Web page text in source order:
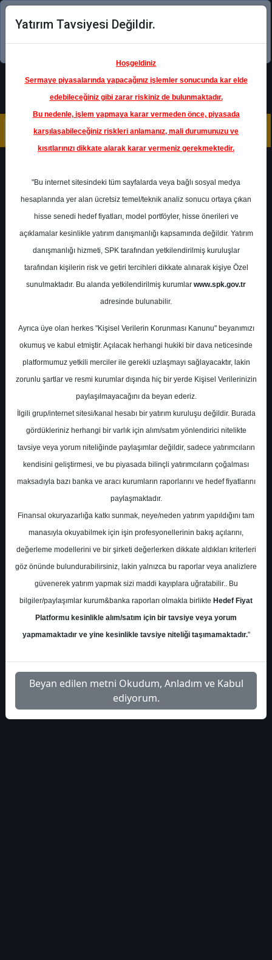
Şimdi uygulamayı indirin!
Ana Sayfa Raporlar
ALB Yatırım
Rapor Detay
OYAKC - Bilanço Analizi
ALB Yatırım 04 Kasım 2025
Oyak Çimento - Bilanço Analizi
S.No Dosya Adı İndir
1
alb-yatirim-oyakc-bilanco-
analizi-449309
İlgili
Dosyayı İndir
Yatırım Tavsiyesi Değildir.
Hoşgeldiniz
Sermaye piyasalarında yapacağınız işlemler sonucunda kar elde
edebileceğiniz gibi zarar riskiniz de bulunmaktadır.
Bu nedenle, işlem yapmaya karar vermeden önce, piyasada
karşılaşabileceğiniz riskleri anlamanız, mali durumunuzu ve
kısıtlarınızı dikkate alarak karar vermeniz gerekmektedir.
"Bu internet sitesindeki tüm sayfalarda veya bağlı sosyal medya
hesaplarında yer alan ücretsiz temel/teknik analiz sonucu ortaya çıkan
hisse senedi hedef fiyatları, model portföyler, hisse önerileri ve
açıklamalar kesinlikle yatırım danışmanlığı kapsamında değildir. Yatırım
danışmanlığı hizmeti, SPK tarafından yetkilendirilmiş kuruluşlar
tarafından kişilerin risk ve getiri tercihleri dikkate alınarak kişiye Özel
sunulmaktadır. Bu alanda yetkilendirilmiş kurumlar www.spk.gov.tr
adresinde bulunabilir.
Ayrıca üye olan herkes "Kişisel Verilerin Korunması Kanunu" beyanımızı
okumuş ve kabul etmiştir. Açılacak herhangi hukiki bir dava neticesinde
platformumuz yetkili merciler ile gerekli uzlaşmayı sağlayacaktır, lakin
zorunlu şartlar ve resmi kurumlar dışında hiç bir yerde Kişisel Verilerinizin
paylaşılmayacağını da beyan ederiz.
İlgili grup/internet sitesi/kanal hesabı bir yatırım kuruluşu değildir. Burada
gördükleriniz herhangi bir varlık için alım/satım yönlendirici nitelikte
tavsiye veya yorum niteliğinde paylaşımlar değildir, sadece yatırımcıların
kendisini geliştirmesi, ve bu piyasada bilinçli yatırımcıların çoğalması
maksadıyla bazı banka ve aracı kurumların raporlarını ve hedef fiyatlarını
paylaşmaktadır.
Finansal okuryazarlığa katkı sunmak, neye/neden yatırım yapıldığını tam
manasıyla okuyabilmek için işin profesyonellerinin bakış açılarını,
değerleme modellerini ve bir şirketi değerlerken dikkate aldıkları kriterleri
göz önünde bulundurabilirsiniz, lakin yalnızca bu raporlar veya analizlere
güvenerek yatırım yapmak sizi maddi kayıplara uğratabilir.. Bu
bilgiler/paylaşımlar kurum&banka raporları olmakla birlikte Hedef Fiyat
Platformu kesinlikle alım/satım için bir tavsiye veya yorum
yapmamaktadır ve yine kesinlikle tavsiye niteliği taşımamaktadır."
Beyan edilen metni Okudum, Anladım ve Kabul
ediyorum.